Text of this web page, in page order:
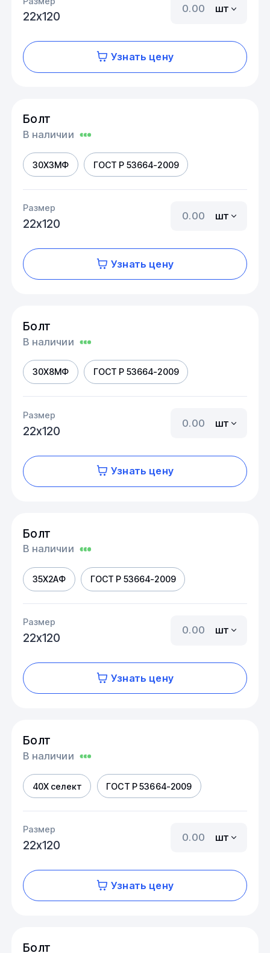
22х120
шт
Узнать цену
Болт
В наличии
30Х3МФ ГОСТ Р 53664-2009
Размер
22х120
шт
Узнать цену
Болт
В наличии
30Х8МФ ГОСТ Р 53664-2009
Размер
22х120
шт
Узнать цену
Болт
В наличии
35Х2АФ ГОСТ Р 53664-2009
Размер
22х120
шт
Узнать цену
Болт
В наличии
40Х селект ГОСТ Р 53664-2009
Размер
22х120
шт
Узнать цену
Болт